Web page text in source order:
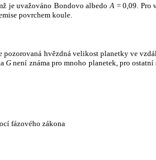
je uvažováno Bondovo albedo A = 0,09. Pro
povrchem koule.
hvězdná velikost planetky ve
G není známa pro mnoho planetek, pro
fázového zákona